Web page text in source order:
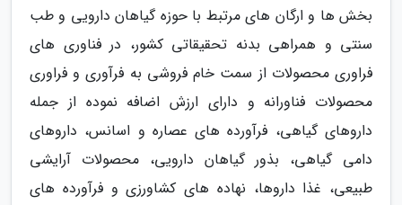
بخش ها و ارگان های مرتبط با حوزه گیاهان دارویی و طب
سنتی و همراهی بدنه تحقیقاتی کشور، در فناوری های
فراوری محصولات از سمت خام فروشی به فرآوری و فراوری
محصولات فناورانه و دارای ارزش اضافه نموده از جمله
داروهای گیاهی، فرآورده های عصاره و اسانس، داروهای
دامی گیاهی، بذور گیاهان دارویی، محصولات آرایشی
طبیعی، غذا داروها، نهاده های کشاورزی و فرآورده های